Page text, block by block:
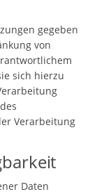
gegeben
von
sich hierzu
Verarbeitung
Daten